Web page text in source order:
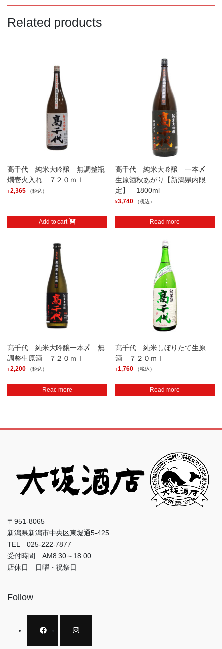
Related products
髙千代 純米大吟醸 無調整瓶
燗壱火入れ ７２０ｍｌ
¥2,365 （税込）
Add to cart
髙千代 純米大吟醸 一本〆
生原酒秋あがり【新潟県内限
定】 1800ml
¥3,740 （税込）
Read more
髙千代 純米大吟醸一本〆 無
調整生原酒 ７２０ｍｌ
¥2,200 （税込）
Read more
髙千代 純米しぼりたて生原
酒 ７２０ｍｌ
¥1,760 （税込）
Read more
〒951-8065
新潟県新潟市中央区東堀通5-425
TEL 025-222-7877
受付時間 AM8:30～18:00
店休日 日曜・祝祭日
Follow